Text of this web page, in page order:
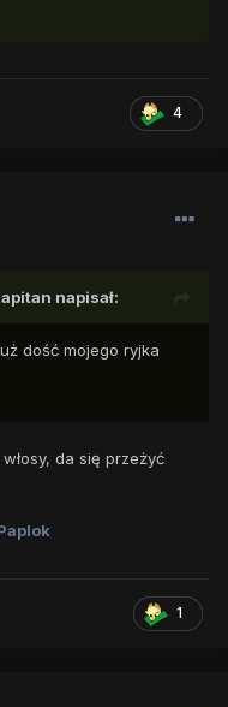
4
napisał:
dość mojego ryjka
da się przeżyć
1